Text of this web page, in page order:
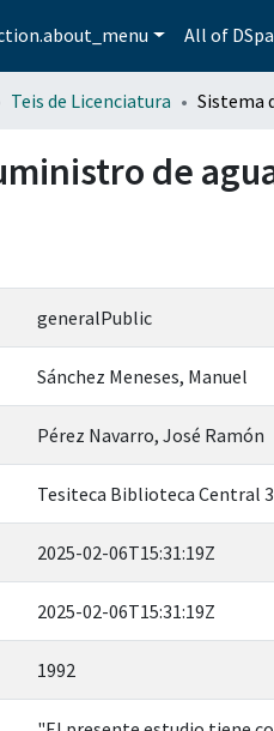
All of
Teis de Licenciatura
de
generalPublic
Sánchez Meneses, Manuel
Pérez Navarro, José Ramón
Tesiteca Biblioteca Central
2025-02-06T15:31:19Z
2025-02-06T15:31:19Z
1992